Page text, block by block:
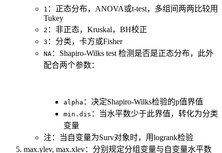
1 ：正态分布，ANOVA或t-test，多组间两两比较用
Tukey
2 ：非正态，Kruskal，BH校正
3 ：分类，卡方或Fisher
NA ：Shapiro-Wilks test 检测是否是正态分布，此外
配合两个参数：
alpha ：决定Shapiro-Wilks检验的p值界值
min.dis ：当水平数少于此界值，转化为分类
变量
注：当自变量为Surv对象时，用logrank检验
max.ylev, max.xlev：分别规定分组变量与自变量水平数